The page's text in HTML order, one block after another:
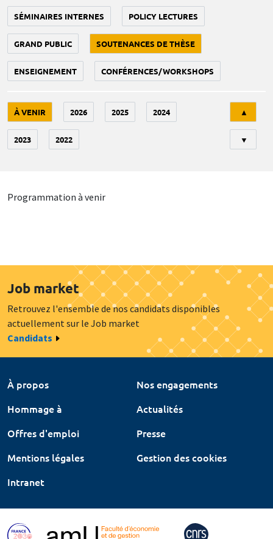
SÉMINAIRES INTERNES POLICY LECTURES
GRAND PUBLIC SOUTENANCES DE THÈSE
ENSEIGNEMENT CONFÉRENCES/WORKSHOPS
À VENIR 2026 2025 2024
2023 2022
▲
▼
Programmation à venir
Job market
Retrouvez l'ensemble de nos candidats disponibles
actuellement sur le Job market
Candidats
À propos
Nos engagements
Hommage à
Actualités
Offres d'emploi
Presse
Mentions légales
Gestion des cookies
Intranet